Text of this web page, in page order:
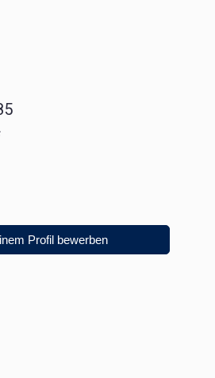
Profil bewerben